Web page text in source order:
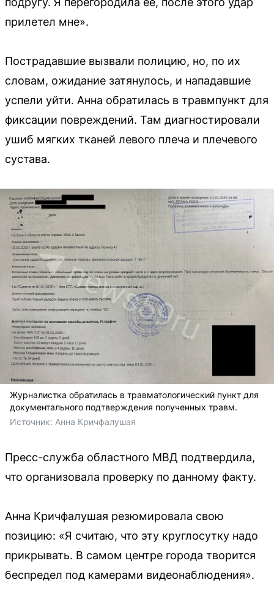
прилетел мне».
Пострадавшие вызвали полицию, но, по их
словам, ожидание затянулось, и нападавшие
успели уйти. Анна обратилась в травмпункт для
фиксации повреждений. Там диагностировали
ушиб мягких тканей левого плеча и плечевого
сустава.
Журналистка обратилась в травматологический пункт для
документального подтверждения полученных травм.
Источник: Анна Кричфалушая
Пресс-служба областного МВД подтвердила,
что организовала проверку по данному факту.
Анна Кричфалушая резюмировала свою
позицию: «Я считаю, что эту круглосутку надо
прикрывать. В самом центре города творится
беспредел под камерами видеонаблюдения».